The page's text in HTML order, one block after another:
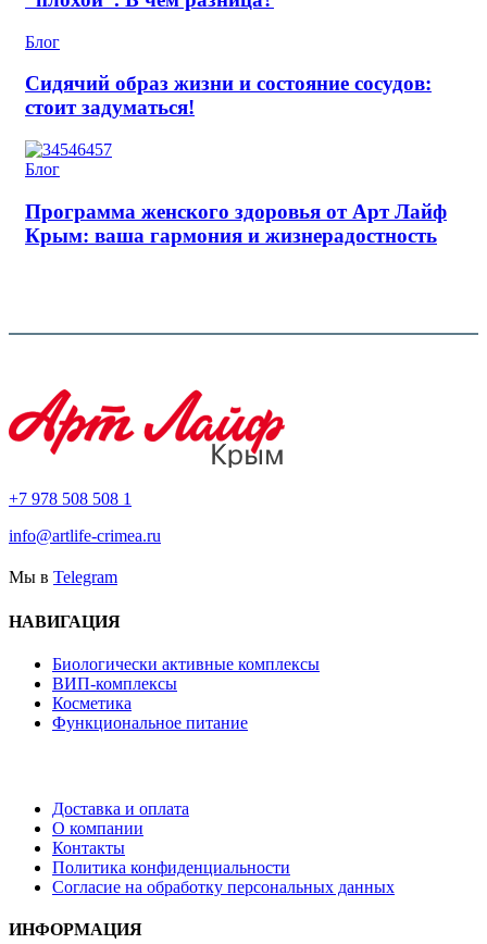
Блог
Сидячий образ жизни и состояние сосудов:
стоит задуматься!
Блог
Программа женского здоровья от Арт Лайф
Крым: ваша гармония и жизнерадостность
+7 978 508 508 1
info@artlife-crimea.ru
Мы в Telegram
НАВИГАЦИЯ
Биологически активные комплексы
ВИП-комплексы
Косметика
Функциональное питание
Доставка и оплата
О компании
Контакты
Политика конфиденциальности
Согласие на обработку персональных данных
ИНФОРМАЦИЯ